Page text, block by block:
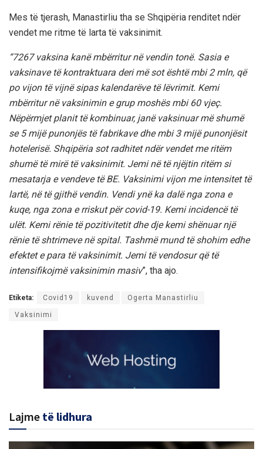
Mes të tjerash, Manastirliu tha se Shqipëria renditet ndër
vendet me ritme të larta të vaksinimit.
“7267 vaksina kanë mbërritur në vendin tonë. Sasia e
vaksinave të kontraktuara deri më sot është mbi 2 mln, që
po vijon të vijnë sipas kalendarëve të lëvrimit. Kemi
mbërritur në vaksinimin e grup moshës mbi 60 vjeç.
Nëpërmjet planit të kombinuar, janë vaksinuar më shumë
se 5 mijë punonjës të fabrikave dhe mbi 3 mijë punonjësit
hotelerisë. Shqipëria sot radhitet ndër vendet me ritëm
shumë të mirë të vaksinimit. Jemi në të njëjtin ritëm si
mesatarja e vendeve të BE. Vaksinimi vijon me intensitet të
lartë, në të gjithë vendin. Vendi ynë ka dalë nga zona e
kuqe, nga zona e rriskut për covid-19. Kemi incidencë të
ulët. Kemi rënie të pozitivitetit dhe dje kemi shënuar një
rënie të shtrimeve në spital. Tashmë mund të shohim edhe
efektet e para të vaksinimit. Jemi të vendosur që të
intensifikojmë vaksinimin masiv”, tha ajo.
Etiketa: Covid19 kuvend Ogerta Manastirliu
Vaksinimi
Lajme të lidhura